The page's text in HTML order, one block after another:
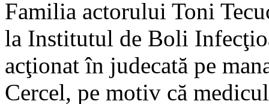
Familia actorului Toni
la Institutul de Boli
acţionat în judecată pe
Cercel, pe motiv că